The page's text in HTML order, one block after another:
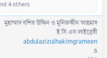
4 others
মুহাম্মাদ বশির উদ্দিন ও মুনিরুদ্দীন আহমাদ
ই সি এস লাইব্রেরী
abdulazizulhakimgrameen
6